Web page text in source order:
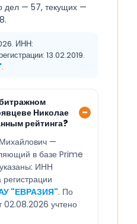
дел — 57, текущих —
ИНН:
13.02.2019.
.
Николае
рейтинга?
—
в базе Prime
ИНН
"ЕВРАЗИЯ". По
02.08.2026 учтено